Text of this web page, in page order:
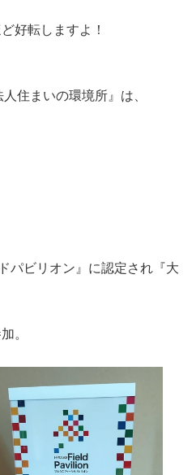
好転しますよ！
住まいの環境所』は、
パビリオン』に認定され『大
。